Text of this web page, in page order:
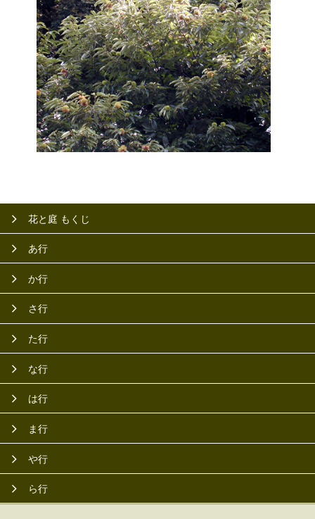
花と庭 もくじ
あ行
か行
さ行
た行
な行
は行
ま行
や行
ら行